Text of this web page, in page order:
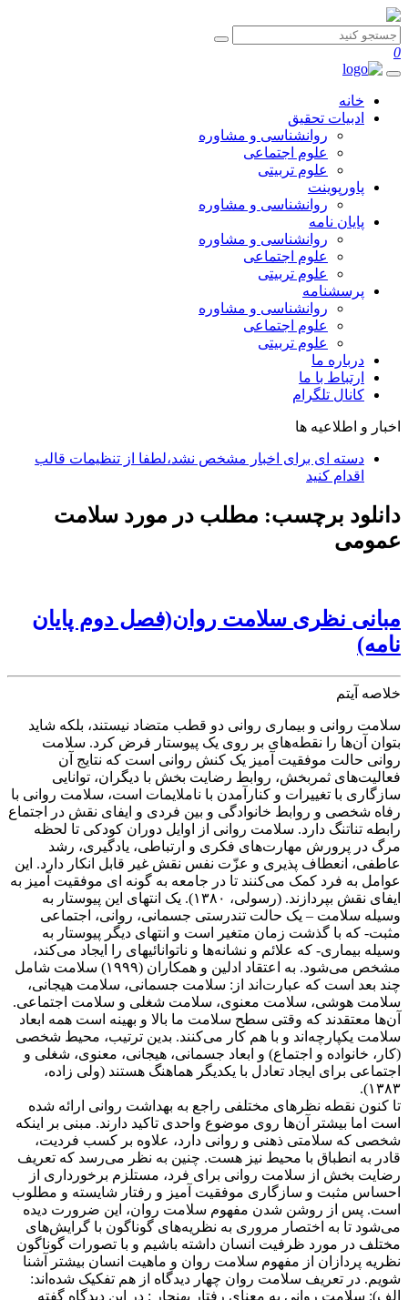
0
خانه
ادبیات تحقیق
روانشناسی و مشاوره
علوم اجتماعی
علوم تربیتی
پاورپوینت
روانشناسی و مشاوره
پایان نامه
روانشناسی و مشاوره
علوم اجتماعی
علوم تربیتی
پرسشنامه
روانشناسی و مشاوره
علوم اجتماعی
علوم تربیتی
درباره ما
ارتباط با ما
کانال تلگرام
اخبار و اطلاعیه ها
دسته ای برای اخبار مشخص نشد،لطفا از تنظیمات قالب
اقدام کنید
دانلود برچسب: مطلب در مورد سلامت
عمومی
مبانی نظری سلامت روان(فصل دوم پایان
نامه)
خلاصه آیتم
سلامت روانی و بیماری روانی دو قطب متضاد نیستند، بلکه شاید
بتوان آن‌ها را نقطه‌های بر روی یک پیوستار فرض کرد. سلامت
روانی حالت موفقیت آمیز یک کنش روانی است که نتایج آن
فعالیت‌های ثمربخش، روابط رضایت بخش با دیگران، توانایی
سازگاری با تغییرات و کنارآمدن با ناملایمات است، سلامت روانی با
رفاه شخصی و روابط خانوادگی و بین فردی و ایفای نقش در اجتماع
رابطه تناتنگ دارد. سلامت روانی از اوایل دوران کودکی تا لحظه
مرگ در پرورش مهارت‌های فکری و ارتباطی، یادگیری، رشد
عاطفی، انعطاف پذیری و عزّت نفس نقش غیر قابل انکار دارد. این
عوامل به فرد کمک می‌کنند تا در جامعه به گونه ای موفقیت آمیز به
ایفای نقش بپردازند. (رسولی، ۱۳۸۰). یک انتهای این پیوستار به
وسیله سلامت – یک حالت تندرستی جسمانی، روانی، اجتماعی
مثبت- که با گذشت زمان متغیر است و انتهای دیگر پیوستار به
وسیله بیماری- که علائم و نشانه‌ها و ناتوانائیهای را ایجاد می‌کند،
مشخص می‌شود. به اعتقاد ادلین و همکاران (۱۹۹۹) سلامت شامل
چند بعد است که عبارت‌اند از: سلامت جسمانی، سلامت هیجانی،
سلامت هوشی، سلامت معنوی، سلامت شغلی و سلامت اجتماعی.
آن‌ها معتقدند که وقتی سطح سلامت ما بالا و بهینه است همه ابعاد
سلامت یکپارچه‌اند و با هم کار می‌کنند. بدین ترتیب، محیط شخصی
(کار، خانواده و اجتماع) و ابعاد جسمانی، هیجانی، معنوی، شغلی و
اجتماعی برای ایجاد تعادل با یکدیگر هماهنگ هستند (ولی زاده،
۱۳۸۳).
تا کنون نقطه نظرهای مختلفی راجع به بهداشت روانی ارائه شده
است اما بیشتر آن‌ها روی موضوع واحدی تاکید دارند. مبنی بر اینکه
شخصی که سلامتی ذهنی و روانی دارد، علاوه بر کسب فردیت،
قادر به انطباق با محیط نیز هست. چنین به نظر می‌رسد که تعریف
رضایت بخش از سلامت روانی برای فرد، مستلزم برخورداری از
احساس مثبت و سازگاری موفقیت آمیز و رفتار شایسته و مطلوب
است. پس از روشن شدن مفهوم سلامت روان، این ضرورت دیده
می‌شود تا به اختصار مروری به نظریه‌های گوناگون با گرایش‌های
مختلف در مورد ظرفیت انسان داشته باشیم و با تصورات گوناگون
نظریه پردازان از مفهوم سلامت روان و ماهیت انسان بیشتر آشنا
شویم. در تعریف سلامت روان چهار دیدگاه از هم تفکیک شده‌اند:
الف): سلامت روانی به معنای رفتار بهنجار : در این دیدگاه گفته